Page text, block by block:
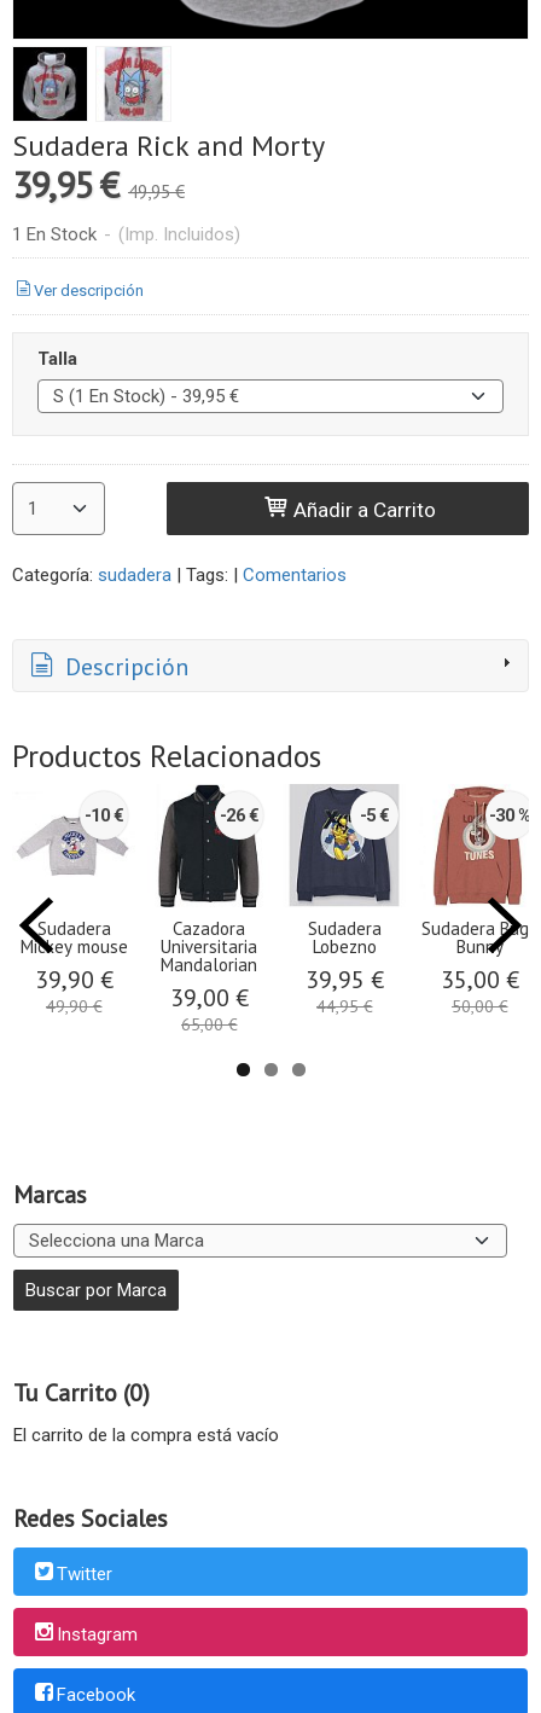
Marcas
Tu Carrito (0)
El carrito de la compra está vacío
Redes Sociales
Twitter
Instagram
Facebook
Sudadera Rick and Morty
39,95 € 49,95 €
1 En Stock - (Imp. Incluidos)
Ver descripción
Talla
Añadir a Carrito
Categoría: sudadera | Tags: | Comentarios
Descripción
Productos Relacionados
-10 €
Sudadera
Mickey mouse
39,90 €
49,90 €
-26 €
Cazadora
Universitaria
Mandalorian
39,00 €
65,00 €
-5 €
Sudadera
Lobezno
39,95 €
44,95 €
-30 %
Sudadera Bugs
Bunny
35,00 €
50,00 €